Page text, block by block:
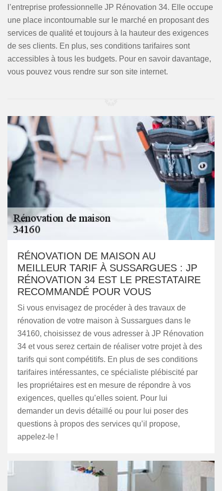
l’entreprise professionnelle JP Rénovation 34. Elle occupe
une place incontournable sur le marché en proposant des
services de qualité et toujours à la hauteur des exigences
de ses clients. En plus, ses conditions tarifaires sont
accessibles à tous les budgets. Pour en savoir davantage,
vous pouvez vous rendre sur son site internet.
RÉNOVATION DE MAISON AU
MEILLEUR TARIF À SUSSARGUES : JP
RÉNOVATION 34 EST LE PRESTATAIRE
RECOMMANDÉ POUR VOUS
Si vous envisagez de procéder à des travaux de
rénovation de votre maison à Sussargues dans le
34160, choisissez de vous adresser à JP Rénovation
34 et vous serez certain de réaliser votre projet à des
tarifs qui sont compétitifs. En plus de ses conditions
tarifaires intéressantes, ce spécialiste plébiscité par
les propriétaires est en mesure de répondre à vos
exigences, quelles qu’elles soient. Pour lui
demander un devis détaillé ou pour lui poser des
questions à propos des services qu’il propose,
appelez-le !